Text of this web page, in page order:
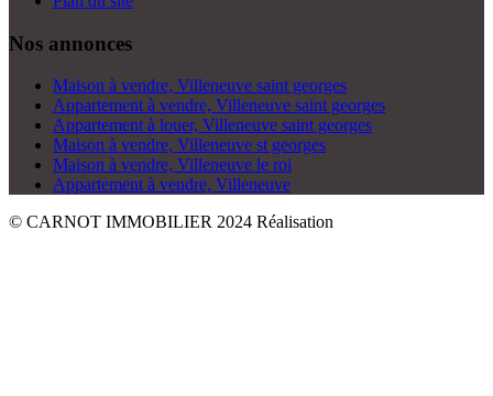
Nos annonces
Maison à vendre, Villeneuve saint georges
Appartement à vendre, Villeneuve saint georges
Appartement à louer, Villeneuve saint georges
Maison à vendre, Villeneuve st georges
Maison à vendre, Villeneuve le roi
Appartement à vendre, Villeneuve
© CARNOT IMMOBILIER 2024 Réalisation